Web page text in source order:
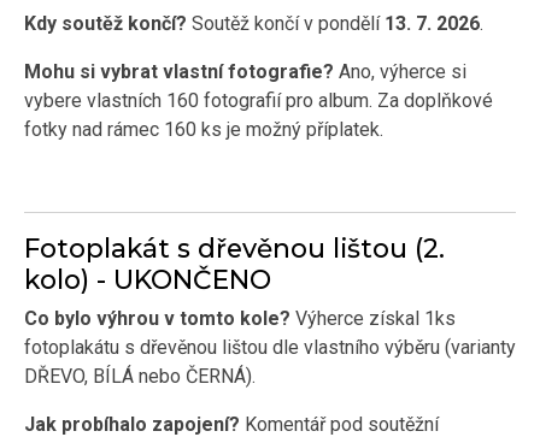
Kdy soutěž končí? Soutěž končí v pondělí 13. 7. 2026.
Mohu si vybrat vlastní fotografie? Ano, výherce si
vybere vlastních 160 fotografií pro album. Za doplňkové
fotky nad rámec 160 ks je možný příplatek.
Fotoplakát s dřevěnou lištou (2.
kolo) - UKONČENO
Co bylo výhrou v tomto kole? Výherce získal 1ks
fotoplakátu s dřevěnou lištou dle vlastního výběru (varianty
DŘEVO, BÍLÁ nebo ČERNÁ).
Jak probíhalo zapojení? Komentář pod soutěžní